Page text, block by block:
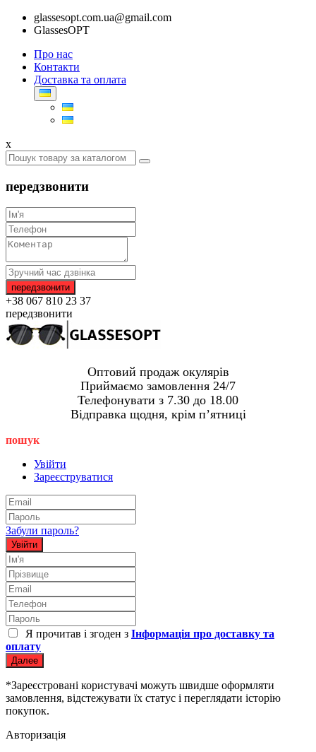
glassesopt.com.ua@gmail.com
GlassesOPT
Про нас
Контакти
Доставка та оплата
x
передзвонити
+38 067 810 23 37
передзвонити
Оптовий продаж окулярів
Приймаємо замовлення 24/7
Телефонувати з 7.30 до 18.00
Відправка щодня, крім пʼятниці
пошук
Увійти
Зареєструватися
Забули пароль?
Увійти
Я прочитав і згоден з Інформація про доставку та
оплату
Далее
*Зареєстровані користувачі можуть швидше оформляти
замовлення, відстежувати їх статус і переглядати історію
покупок.
Авторизація